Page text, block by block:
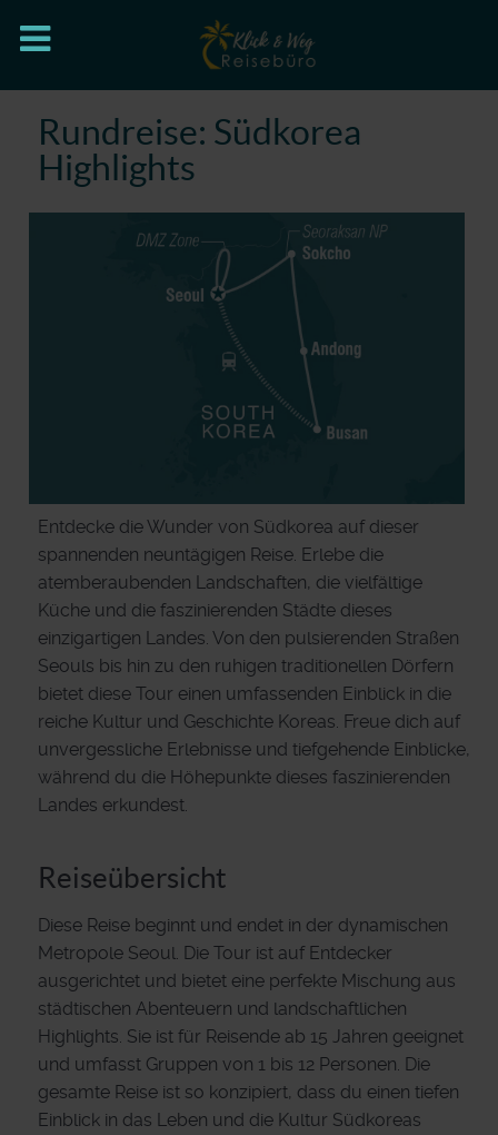
Rundreise: Südkorea
Highlights
Entdecke die Wunder von Südkorea auf dieser
spannenden neuntägigen Reise. Erlebe die
atemberaubenden Landschaften, die vielfältige
Küche und die faszinierenden Städte dieses
einzigartigen Landes. Von den pulsierenden Straßen
Seouls bis hin zu den ruhigen traditionellen Dörfern
bietet diese Tour einen umfassenden Einblick in die
reiche Kultur und Geschichte Koreas. Freue dich auf
unvergessliche Erlebnisse und tiefgehende Einblicke,
während du die Höhepunkte dieses faszinierenden
Landes erkundest.
Reiseübersicht
Diese Reise beginnt und endet in der dynamischen
Metropole Seoul. Die Tour ist auf Entdecker
ausgerichtet und bietet eine perfekte Mischung aus
städtischen Abenteuern und landschaftlichen
Highlights. Sie ist für Reisende ab 15 Jahren geeignet
und umfasst Gruppen von 1 bis 12 Personen. Die
gesamte Reise ist so konzipiert, dass du einen tiefen
Einblick in das Leben und die Kultur Südkoreas